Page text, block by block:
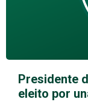
Presidente
eleito por